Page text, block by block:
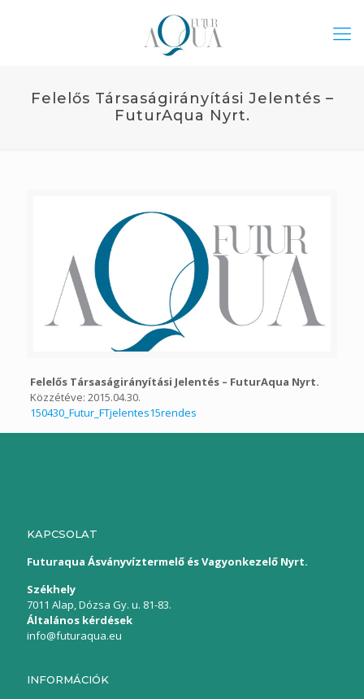
Felelős Társaságirányítási Jelentés –
FuturAqua Nyrt.
Felelős Társaságirányítási Jelentés – FuturAqua Nyrt.
Közzétéve: 2015.04.30.
150430_Futur_FTjelentes15rendes
KAPCSOLAT
Futuraqua Ásványvíztermelő és Vagyonkezelő Nyrt.
Székhely
7011 Alap, Dózsa Gy. u. 81-83.
Általános kérdések
info@futuraqua.eu
INFORMÁCIÓK